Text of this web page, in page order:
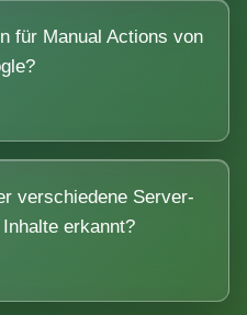
für Manual Actions von
verschiedene Server-
erkannt?